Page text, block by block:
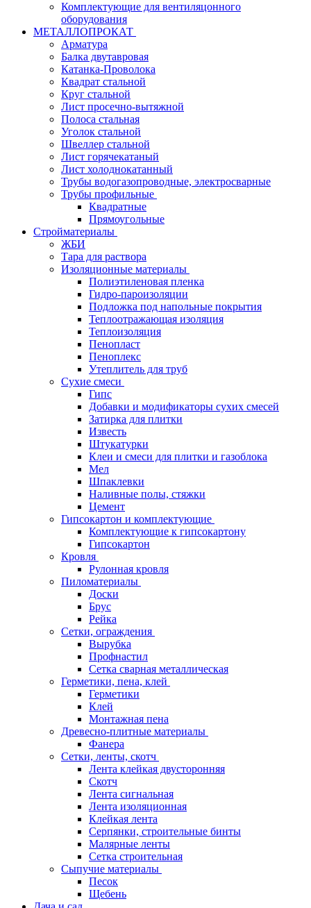
Комплектующие для вентиляцонного
оборудования
МЕТАЛЛОПРОКАТ
Арматура
Балка двутавровая
Катанка-Проволока
Квадрат стальной
Круг стальной
Лист просечно-вытяжной
Полоса стальная
Уголок стальной
Швеллер стальной
Лист горячекатаный
Лист холоднокатанный
Трубы водогазопроводные, электросварные
Трубы профильные
Квадратные
Прямоугольные
Стройматериалы
ЖБИ
Тара для раствора
Изоляционные материалы
Полиэтиленовая пленка
Гидро-пароизоляции
Подложка под напольные покрытия
Теплоотражающая изоляция
Теплоизоляция
Пенопласт
Пеноплекс
Утеплитель для труб
Сухие смеси
Гипс
Добавки и модификаторы сухих смесей
Затирка для плитки
Известь
Штукатурки
Клеи и смеси для плитки и газоблока
Мел
Шпаклевки
Наливные полы, стяжки
Цемент
Гипсокартон и комплектующие
Комплектующие к гипсокартону
Гипсокартон
Кровля
Рулонная кровля
Пиломатериалы
Доски
Брус
Рейка
Сетки, ограждения
Вырубка
Профнастил
Сетка сварная металлическая
Герметики, пена, клей
Герметики
Клей
Монтажная пена
Древесно-плитные материалы
Фанера
Сетки, ленты, скотч
Лента клейкая двусторонняя
Скотч
Лента сигнальная
Лента изоляционная
Клейкая лента
Серпянки, строительные бинты
Малярные ленты
Сетка строительная
Сыпучие материалы
Песок
Щебень